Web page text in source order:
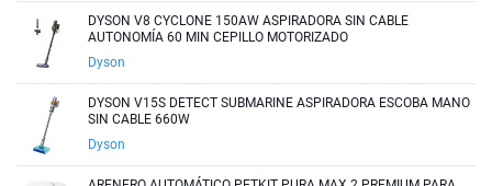
DYSON V8 CYCLONE 150AW ASPIRADORA SIN CABLE
AUTONOMÍA 60 MIN CEPILLO MOTORIZADO
Dyson
DYSON V15S DETECT SUBMARINE ASPIRADORA ESCOBA MANO
SIN CABLE 660W
Dyson